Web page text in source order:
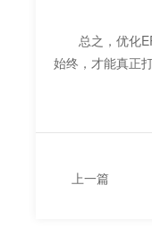
总之，优化
始终，才能真正
上一篇